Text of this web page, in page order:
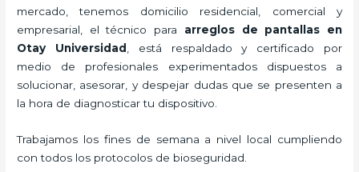
mercado, tenemos domicilio residencial, comercial y
empresarial, el técnico para arreglos de pantallas en
Otay Universidad
, está respaldado y certificado por
medio de profesionales experimentados dispuestos a
solucionar, asesorar, y despejar dudas que se presenten a
la hora de diagnosticar tu dispositivo.
Trabajamos los fines de semana a nivel local cumpliendo
con todos los protocolos de bioseguridad.